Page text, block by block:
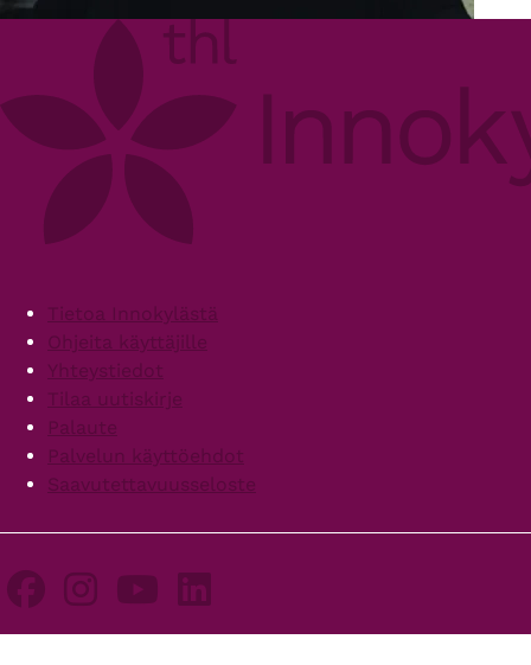
FooterTietoa Innokylästä
Ohjeita käyttäjille
Yhteystiedot
Tilaa uutiskirje
Palaute
Palvelun käyttöehdot
Saavutettavuusseloste